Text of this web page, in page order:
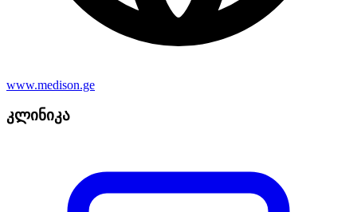
www.medison.ge
კლინიკა